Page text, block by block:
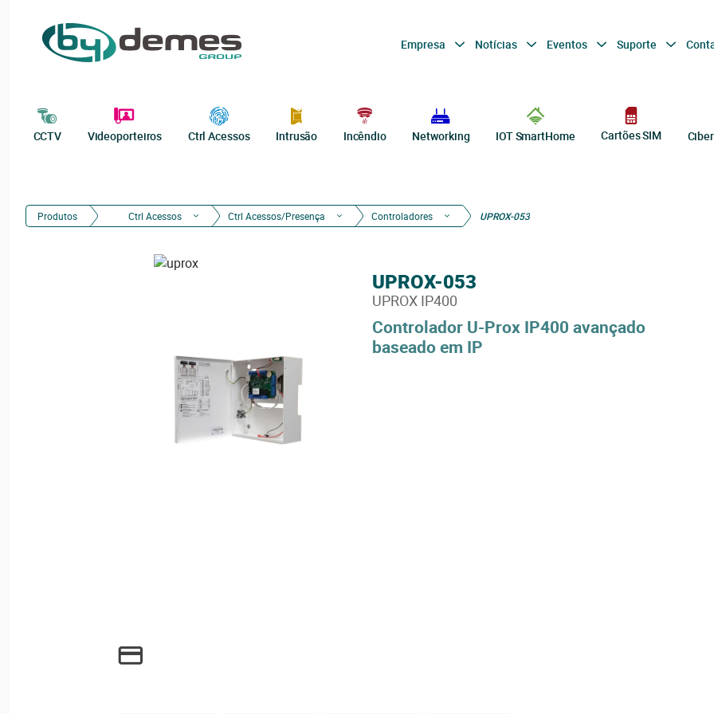
Empresa Notícias Eventos Suporte
CCTV Videoporteiros Ctrl Acessos Intrusão Incêndio Networking IOT SmartHome Cartões SIM
Produtos Ctrl Acessos Ctrl Acessos/Presença Controladores UPROX-053
Controlador U-Prox IP400 avançado
baseado em IP
UPROX-053
UPROX IP400